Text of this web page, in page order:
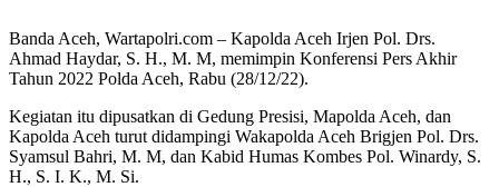
Banda Aceh, Wartapolri.com – Kapolda Aceh Irjen Pol. Drs.
Ahmad Haydar, S. H., M. M, memimpin Konferensi Pers Akhir
Tahun 2022 Polda Aceh, Rabu (28/12/22).
Kegiatan itu dipusatkan di Gedung Presisi, Mapolda Aceh, dan
Kapolda Aceh turut didampingi Wakapolda Aceh Brigjen Pol. Drs.
Syamsul Bahri, M. M, dan Kabid Humas Kombes Pol. Winardy, S.
H., S. I. K., M. Si.